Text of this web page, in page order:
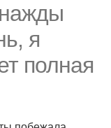
я
полная